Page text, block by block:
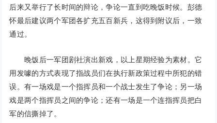
后来又举行了长时间的辩论，争论一直到吃晚饭时候。彭德
怀最后建议两个军团各扩充五百新兵，这得到附议后，一致
通过。
晚饭后一军团剧社演出新戏，以上星期经验为素材。它
用发噱的方式表现了指战员们在执行新政策过程中所犯的错
误。有一场戏是一个指挥员和一个战士发生了争论；另一场
戏是两个指挥员之间的争论；还有一场是一个连指挥员把白
军的信撕掉了。